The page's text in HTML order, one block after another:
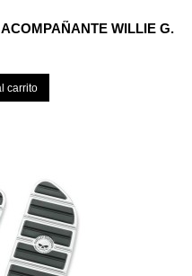
WILLIE G.
carrito